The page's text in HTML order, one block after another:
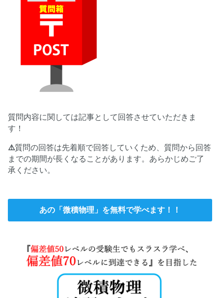
質問内容に関しては記事として回答させていただきま
す！
⚠️質問の回答は先着順で回答していくため、質問から回答
までの期間が長くなることがあります。あらかじめご了
承ください。
あの「微積物理」を無料で学べます！！